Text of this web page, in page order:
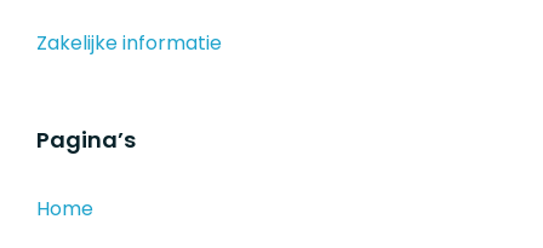
Zakelijke informatie
Pagina’s
Home